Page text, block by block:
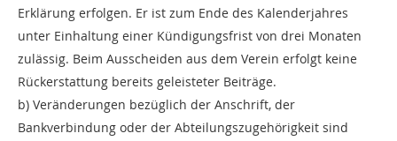
Erklärung erfolgen. Er ist zum Ende des Kalenderjahres
unter Einhaltung einer Kündigungsfrist von drei Monaten
zulässig. Beim Ausscheiden aus dem Verein erfolgt keine
Rückerstattung bereits geleisteter Beiträge.
b) Veränderungen bezüglich der Anschrift, der
Bankverbindung oder der Abteilungszugehörigkeit sind